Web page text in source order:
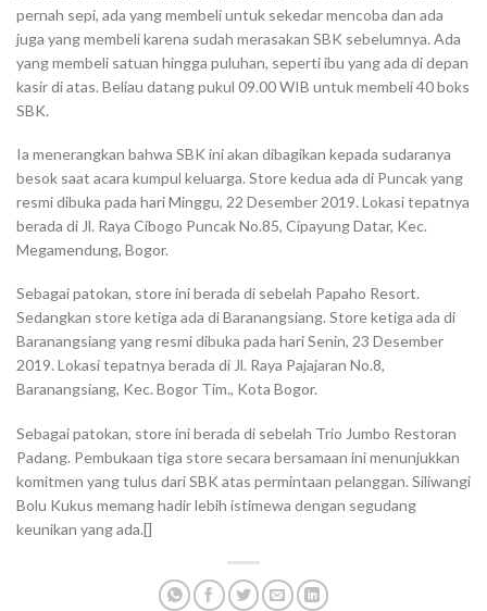
pernah sepi, ada yang membeli untuk sekedar mencoba dan ada
juga yang membeli karena sudah merasakan SBK sebelumnya. Ada
yang membeli satuan hingga puluhan, seperti ibu yang ada di depan
kasir di atas. Beliau datang pukul 09.00 WIB untuk membeli 40 boks
SBK.
Ia menerangkan bahwa SBK ini akan dibagikan kepada sudaranya
besok saat acara kumpul keluarga. Store kedua ada di Puncak yang
resmi dibuka pada hari Minggu, 22 Desember 2019. Lokasi tepatnya
berada di Jl. Raya Cibogo Puncak No.85, Cipayung Datar, Kec.
Megamendung, Bogor.
Sebagai patokan, store ini berada di sebelah Papaho Resort.
Sedangkan store ketiga ada di Baranangsiang. Store ketiga ada di
Baranangsiang yang resmi dibuka pada hari Senin, 23 Desember
2019. Lokasi tepatnya berada di Jl. Raya Pajajaran No.8,
Baranangsiang, Kec. Bogor Tim., Kota Bogor.
Sebagai patokan, store ini berada di sebelah Trio Jumbo Restoran
Padang. Pembukaan tiga store secara bersamaan ini menunjukkan
komitmen yang tulus dari SBK atas permintaan pelanggan. Siliwangi
Bolu Kukus memang hadir lebih istimewa dengan segudang
keunikan yang ada.[]